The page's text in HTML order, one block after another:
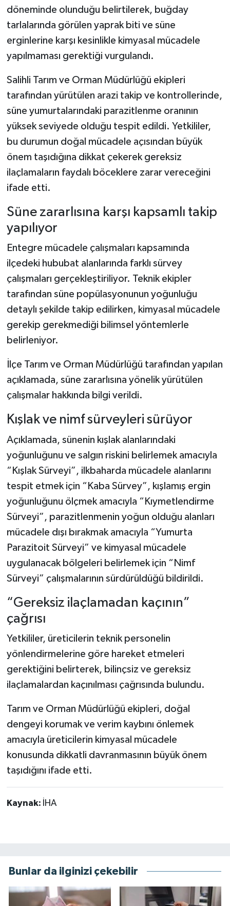
döneminde olunduğu belirtilerek, buğday
tarlalarında görülen yaprak biti ve süne
erginlerine karşı kesinlikle kimyasal mücadele
yapılmaması gerektiği vurgulandı.
Salihli Tarım ve Orman Müdürlüğü ekipleri
tarafından yürütülen arazi takip ve kontrollerinde,
süne yumurtalarındaki parazitlenme oranının
yüksek seviyede olduğu tespit edildi. Yetkililer,
bu durumun doğal mücadele açısından büyük
önem taşıdığına dikkat çekerek gereksiz
ilaçlamaların faydalı böceklere zarar vereceğini
ifade etti.
Süne zararlısına karşı kapsamlı takip
yapılıyor
Entegre mücadele çalışmaları kapsamında
ilçedeki hububat alanlarında farklı sürvey
çalışmaları gerçekleştiriliyor. Teknik ekipler
tarafından süne popülasyonunun yoğunluğu
detaylı şekilde takip edilirken, kimyasal mücadele
gerekip gerekmediği bilimsel yöntemlerle
belirleniyor.
İlçe Tarım ve Orman Müdürlüğü tarafından yapılan
açıklamada, süne zararlısına yönelik yürütülen
çalışmalar hakkında bilgi verildi.
Kışlak ve nimf sürveyleri sürüyor
Açıklamada, sünenin kışlak alanlarındaki
yoğunluğunu ve salgın riskini belirlemek amacıyla
“Kışlak Sürveyi”, ilkbaharda mücadele alanlarını
tespit etmek için “Kaba Sürvey”, kışlamış ergin
yoğunluğunu ölçmek amacıyla “Kıymetlendirme
Sürveyi”, parazitlenmenin yoğun olduğu alanları
mücadele dışı bırakmak amacıyla “Yumurta
Parazitoit Sürveyi” ve kimyasal mücadele
uygulanacak bölgeleri belirlemek için “Nimf
Sürveyi” çalışmalarının sürdürüldüğü bildirildi.
“Gereksiz ilaçlamadan kaçının”
çağrısı
Yetkililer, üreticilerin teknik personelin
yönlendirmelerine göre hareket etmeleri
gerektiğini belirterek, bilinçsiz ve gereksiz
ilaçlamalardan kaçınılması çağrısında bulundu.
Tarım ve Orman Müdürlüğü ekipleri, doğal
dengeyi korumak ve verim kaybını önlemek
amacıyla üreticilerin kimyasal mücadele
konusunda dikkatli davranmasının büyük önem
taşıdığını ifade etti.
Kaynak: İHA
Bunlar da ilginizi çekebilir